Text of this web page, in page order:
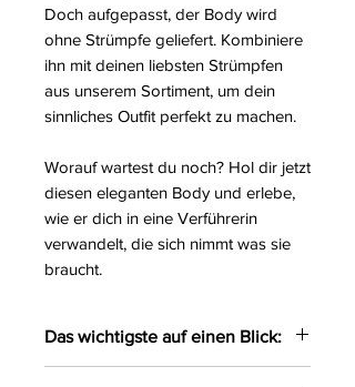
Doch aufgepasst, der Body wird
ohne Strümpfe geliefert. Kombiniere
ihn mit deinen liebsten Strümpfen
aus unserem Sortiment, um dein
sinnliches Outfit perfekt zu machen.
Worauf wartest du noch? Hol dir jetzt
diesen eleganten Body und erlebe,
wie er dich in eine Verführerin
verwandelt, die sich nimmt was sie
braucht.
Das wichtigste auf einen Blick: